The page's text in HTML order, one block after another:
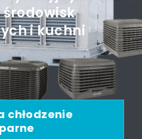
i kuchni
chłodzenie